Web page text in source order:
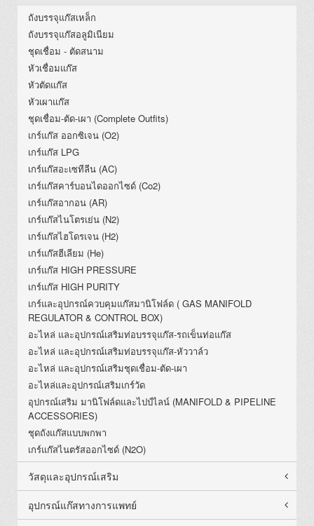
ถังบรรจุแก๊สเหล็ก
ถังบรรจุแก๊สอลูมิเนียม
ชุดเชื่อม - ตัดสนาม
หัวเชื่อมแก๊ส
หัวตัดแก๊ส
หัวเผาแก๊ส
ชุดเชื่อม-ตัด-เผา (Complete Outfits)
เกร์แก๊ส ออกซิเจน (O2)
เกร์แก๊ส LPG
เกร์แก๊สอะเซทีลีน (AC)
เกร์แก๊สคาร์บอนไดออกไซด์ (Co2)
เกร์แก๊สอากอน (AR)
เกร์แก๊สไนโตรเย่น (N2)
เกร์แก๊สไฮโดรเจน (H2)
เกร์แก๊สฮีเลียม (He)
เกร์แก๊ส HIGH PRESSURE
เกร์แก๊ส HIGH PURITY
เกร์และอุปกรณ์ควบคุมแก๊สมานิโฟล์ด ( GAS MANIFOLD
REGULATOR & CONTROL BOX)
อะไหล่ และอุปกรณ์เสริมท่อบรรจุแก๊ส-รถเข็นท่อแก๊ส
อะไหล่ และอุปกรณ์เสริมท่อบรรจุแก๊ส-หัววาล์ว
อะไหล่ และอุปกรณ์เสริมชุดเชื่อม-ตัด-เผา
อะไหล่และอุปกรณ์เสริมเกร์วัด
อุปกรณ์เสริม มานิโฟล์ดและไปป์ไลน์ (MANIFOLD & PIPELINE
ACCESSORIES)
ชุดถังแก๊สแบบพกพา
เกร์แก๊สไนตรัสออกไซด์ (N2O)
วัสดุและอุปกรณ์เสริม
อุปกรณ์แก๊สทางการแพทย์